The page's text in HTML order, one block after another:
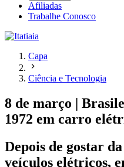
Afiliadas
Trabalhe Conosco
Capa
Ciência e Tecnologia
8 de março |
1972 em carro
Depois de gostar
veículos elétricos,